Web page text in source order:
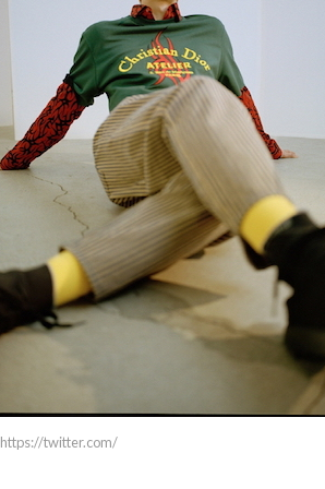
https://twitter.com/